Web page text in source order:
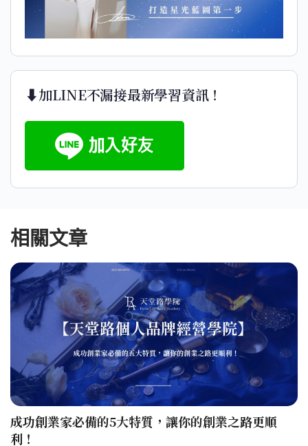
⬇️加LINE不漏接最新學習資訊！
相關文章
成功創業家必備的5大特質，讓你的創業之路更順
利！